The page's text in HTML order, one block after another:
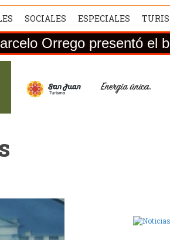
SOCIALES ESPECIALES
presentó el balance